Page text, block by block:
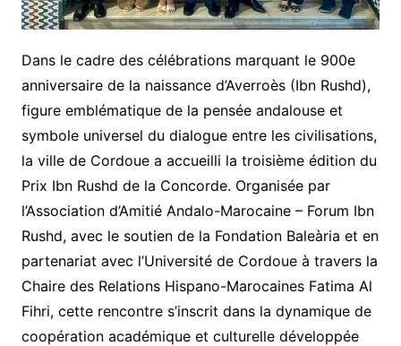
Dans le cadre des célébrations marquant le 900e
anniversaire de la naissance d’Averroès (Ibn Rushd),
figure emblématique de la pensée andalouse et
symbole universel du dialogue entre les civilisations,
la ville de Cordoue a accueilli la troisième édition du
Prix Ibn Rushd de la Concorde. Organisée par
l’Association d’Amitié Andalo-Marocaine – Forum Ibn
Rushd, avec le soutien de la Fondation Baleària et en
partenariat avec l’Université de Cordoue à travers la
Chaire des Relations Hispano-Marocaines Fatima Al
Fihri, cette rencontre s’inscrit dans la dynamique de
coopération académique et culturelle développée